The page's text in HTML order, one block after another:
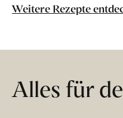
Weitere Rezepte
Alles für